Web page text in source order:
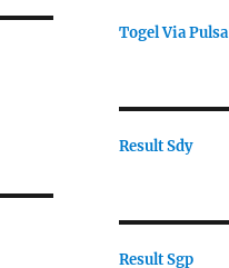
Togel Via Pulsa
Result Sdy
Result Sgp